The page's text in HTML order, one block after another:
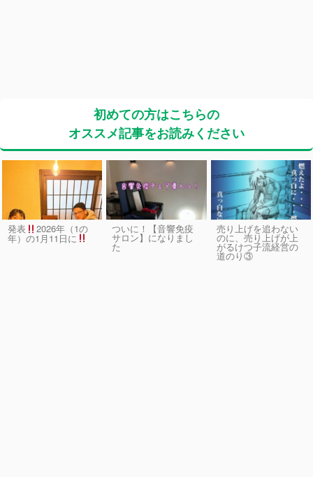
初めての方はこちらの
オススメ記事をお読みください
発表 2026年（1の
年）の1月11日に
ついに！【音響免疫
サロン】になりまし
た
売り上げを追わない
のに、売り上げが上
がるけつ子流経営の
道のり③